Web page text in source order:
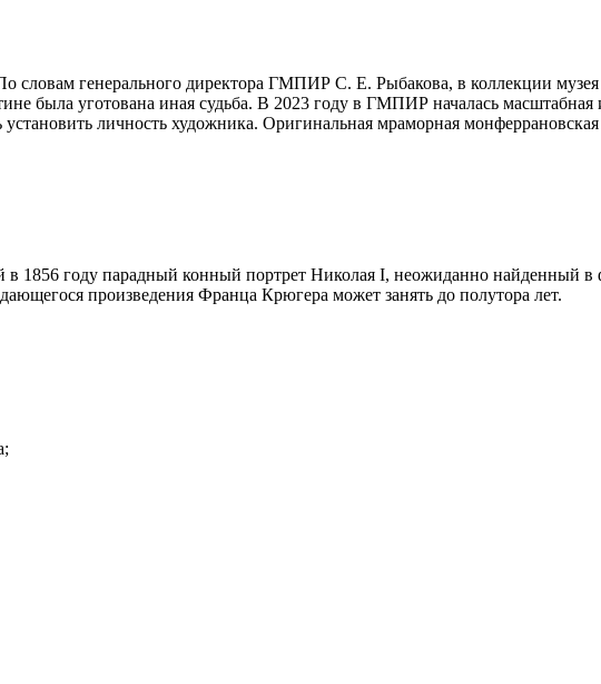
словам генерального директора ГМПИР С. Е. Рыбакова, в коллекции
была уготована иная судьба. В 2023 году в ГМПИР началась
личность художника. Оригинальная мраморная монферрановская
в 1856 году парадный конный портрет Николая I, неожиданно
произведения Франца Крюгера может занять до полутора лет.